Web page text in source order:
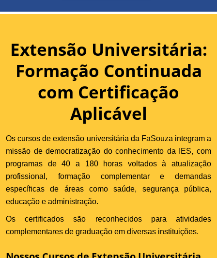
Extensão Universitária:
Formação Continuada
com Certificação
Aplicável
Os cursos de extensão universitária da FaSouza integram a
missão de democratização do conhecimento da IES, com
programas de 40 a 180 horas voltados à atualização
profissional, formação complementar e demandas
específicas de áreas como saúde, segurança pública,
educação e administração.
Os certificados são reconhecidos para atividades
complementares de graduação em diversas instituições.